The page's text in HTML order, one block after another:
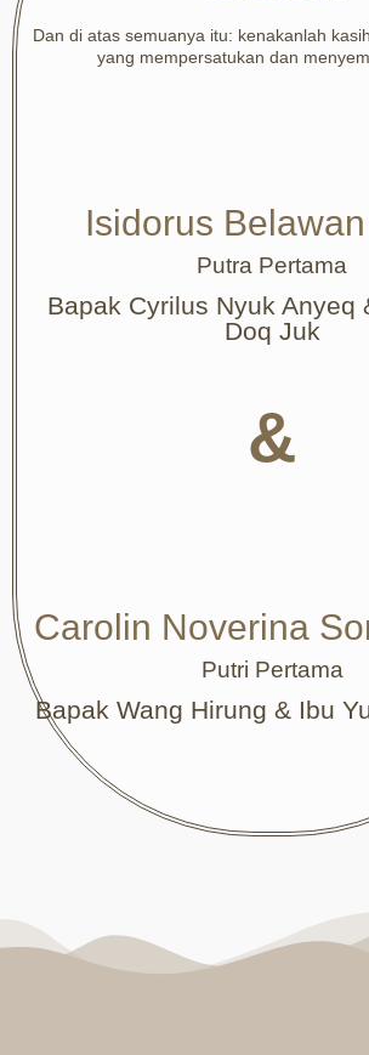
Dan di atas semuanya itu: kenakanlah
yang mempersatukan dan
Isidorus
Putra Pertama
Bapak Cyrilus Nyuk Anyeq
Doq Juk
&
Carolin Noverina
Putri Pertama
Bapak Wang Hirung & Ibu